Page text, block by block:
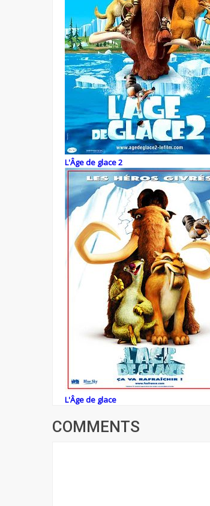
L'Âge de glace 2
L'Âge de glace
COMMENTS